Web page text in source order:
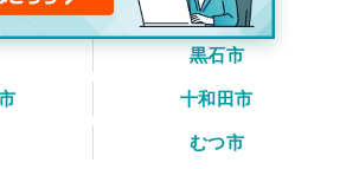
弘前市
黒石市
十和田市
むつ市